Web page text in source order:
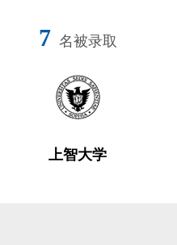
7 名被录取
上智大学